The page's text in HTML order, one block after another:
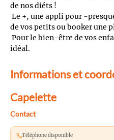
de nos diéts !
Le +, une appli pour -
de vos petits ou booker une
Pour le bien-être de vos
idéal.
Informations et
Capelette
Contact
Téléphone disponible